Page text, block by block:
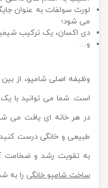
لورث سولفات به عنوان
می شود؛
دی اکسان، یک ترکیب
و…
وظیفه اصلی شامپو، از
است. شما می توانید با
در هر خانه ای یافت می
طبیعی و خانگی درست کنید
به تقویت رشد و ضخامت
ساخت شامپو خانگی را به